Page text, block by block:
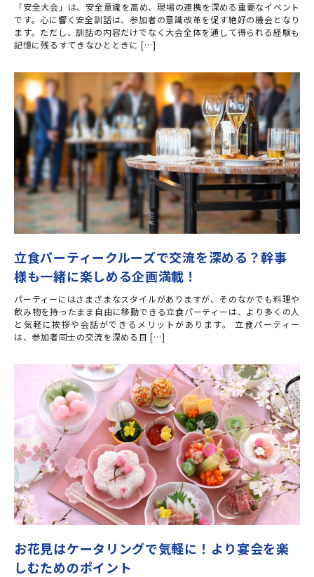
「安全大会」は、安全意識を高め、現場の連携を深める重要なイベント
です。心に響く安全訓話は、参加者の意識改革を促す絶好の機会となり
ます。ただし、訓話の内容だけでなく大会全体を通して得られる経験も
記憶に残るすてきなひとときに […]
立食パーティークルーズで交流を深める？幹事
様も一緒に楽しめる企画満載！
パーティーにはさまざまなスタイルがありますが、そのなかでも料理や
飲み物を持ったまま自由に移動できる立食パーティーは、より多くの人
と気軽に挨拶や会話ができるメリットがあります。 立食パーティー
は、参加者同士の交流を深める目 […]
お花見はケータリングで気軽に！より宴会を楽
しむためのポイント